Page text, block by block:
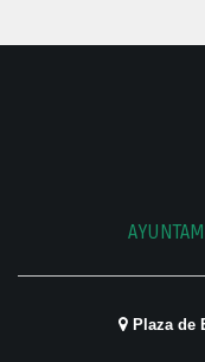
Plaza de